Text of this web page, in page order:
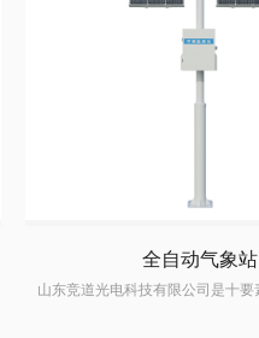
全自动气象站